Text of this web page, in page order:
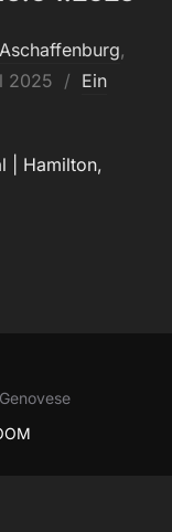
Aschaffenburg,
2025
Ein
| Hamilton,